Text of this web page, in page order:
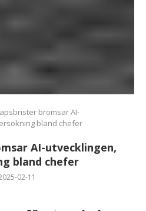
bromsar AI-
bland chefer
AI-utvecklingen,
bland chefer
02-11